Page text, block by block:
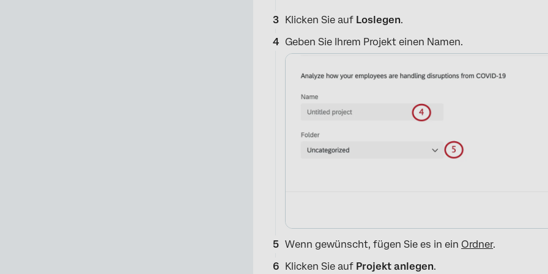
Klicken Sie auf Loslegen.
Geben Sie Ihrem Projekt einen Namen.
Wenn gewünscht, fügen Sie es in ein Ordner.
Klicken Sie auf Projekt anlegen.